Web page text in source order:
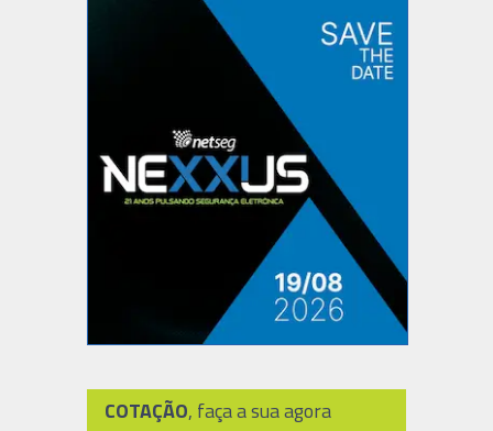
COTAÇÃO, faça a sua agora